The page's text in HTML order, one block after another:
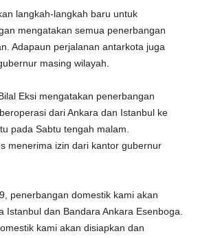
langkah-langkah baru untuk
mengatakan semua penerbangan
Adapaun perjalanan antarkota juga
masing wilayah.
Eksi mengatakan penerbangan
dari Ankara dan Istanbul ke
pada Sabtu tengah malam.
menerima izin dari kantor gubernur
penerbangan domestik kami akan
Istanbul dan Bandara Ankara Esenboga.
kami akan disiapkan dan